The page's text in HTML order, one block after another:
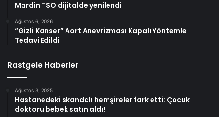
Mardin TSO dijitalde yenilendi
Ağustos 6, 2026
“Gizli Kanser” Aort Anevrizması Kapalı Yöntemle
Tedavi Edildi
Rastgele Haberler
Ağustos 3, 2025
Hastanedeki skandalı hemşireler fark etti: Çocuk
doktoru bebek satın aldı!